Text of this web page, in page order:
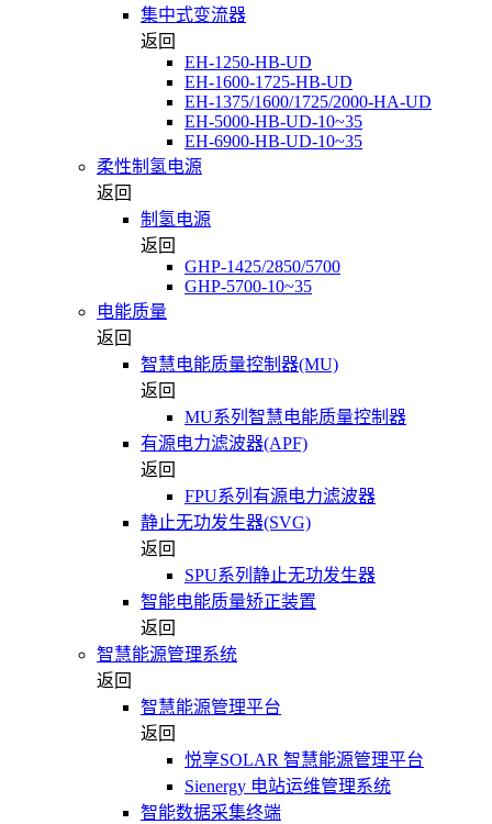
集中式变流器
返回
EH-1250-HB-UD
EH-1600-1725-HB-UD
EH-1375/1600/1725/2000-HA-UD
EH-5000-HB-UD-10~35
EH-6900-HB-UD-10~35
柔性制氢电源
返回
制氢电源
返回
GHP-1425/2850/5700
GHP-5700-10~35
电能质量
返回
智慧电能质量控制器(MU)
返回
MU系列智慧电能质量控制器
有源电力滤波器(APF)
返回
FPU系列有源电力滤波器
静止无功发生器(SVG)
返回
SPU系列静止无功发生器
智能电能质量矫正装置
返回
智慧能源管理系统
返回
智慧能源管理平台
返回
悦享SOLAR 智慧能源管理平台
Sienergy 电站运维管理系统
智能数据采集终端